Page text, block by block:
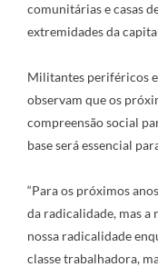
comunitárias e casas
extremidades da
Militantes periféricos
observam que os
compreensão social
base será essencial
“Para os próximos
da radicalidade, mas a
nossa radicalidade
classe trabalhadora,